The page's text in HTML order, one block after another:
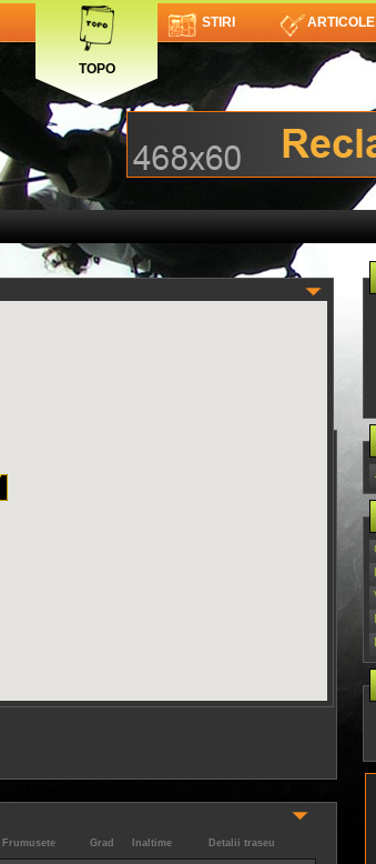
ARTICOLE
STIRI
TOPO
Detalii traseu
Inaltime
Grad
Frumusete